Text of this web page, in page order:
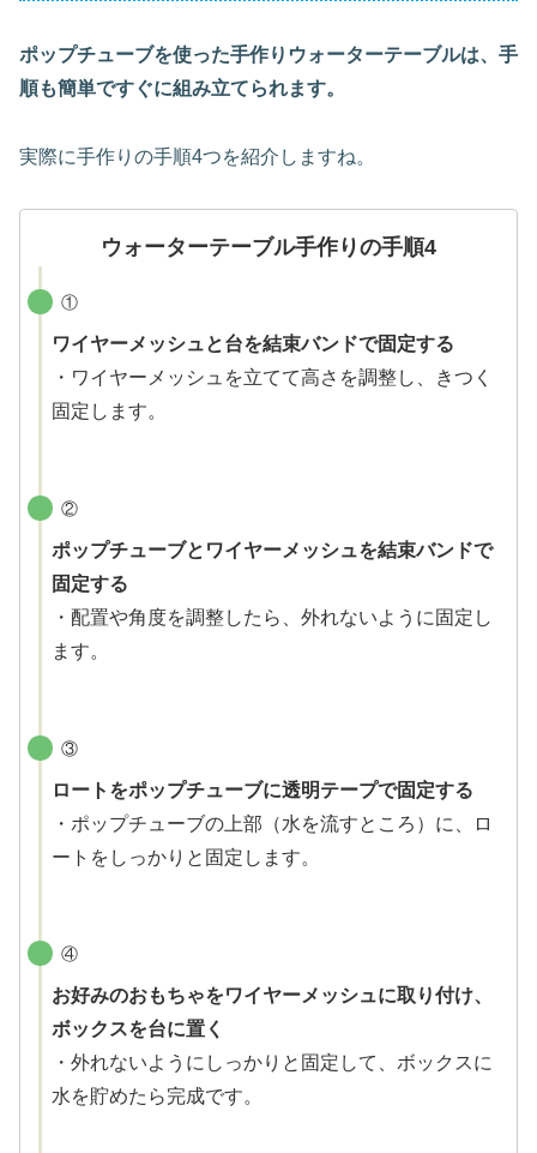
ポップチューブを使った手作りウォーターテーブルは、手
順も簡単ですぐに組み立てられます。
実際に手作りの手順4つを紹介しますね。
ウォーターテーブル手作りの手順4
①
ワイヤーメッシュと台を結束バンドで固定する
・ワイヤーメッシュを立てて高さを調整し、きつく
固定します。
②
ポップチューブとワイヤーメッシュを結束バンドで
固定する
・配置や角度を調整したら、外れないように固定し
ます。
③
ロートをポップチューブに透明テープで固定する
・ポップチューブの上部（水を流すところ）に、ロ
ートをしっかりと固定します。
④
お好みのおもちゃをワイヤーメッシュに取り付け、
ボックスを台に置く
・外れないようにしっかりと固定して、ボックスに
水を貯めたら完成です。